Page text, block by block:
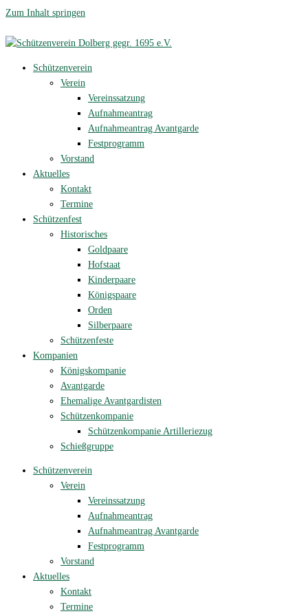
Zum Inhalt springen
Schützenverein
Verein
Vereinssatzung
Aufnahmeantrag
Aufnahmeantrag Avantgarde
Festprogramm
Vorstand
Aktuelles
Kontakt
Termine
Schützenfest
Historisches
Goldpaare
Hofstaat
Kinderpaare
Königspaare
Orden
Silberpaare
Schützenfeste
Kompanien
Königskompanie
Avantgarde
Ehemalige Avantgardisten
Schützenkompanie
Schützenkompanie Artilleriezug
Schießgruppe
Schützenverein
Verein
Vereinssatzung
Aufnahmeantrag
Aufnahmeantrag Avantgarde
Festprogramm
Vorstand
Aktuelles
Kontakt
Termine